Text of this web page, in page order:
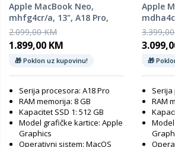
Apple MacBook Neo,
mhfg4cr/a, 13", A18 Pro,
8GB, 512GB SSD, Apple
Graphics, Indigo, laptop
2.099,00 KM
1.899,00 KM
🎁 Poklon uz kupovinu!
Serija procesora: A18 Pro
RAM memorija: 8 GB
Kapacitet SSD 1: 512 GB
Model grafičke kartice: Apple
Graphics
Operativni sistem: MacOS
Apple
GPU,
🎁
Serija
RAM